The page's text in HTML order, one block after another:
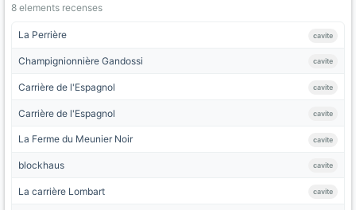
8 elements recenses
La Perrière cavite
Champignionnière Gandossi cavite
Carrière de l'Espagnol cavite
Carrière de l'Espagnol cavite
La Ferme du Meunier Noir cavite
blockhaus cavite
La carrière Lombart cavite